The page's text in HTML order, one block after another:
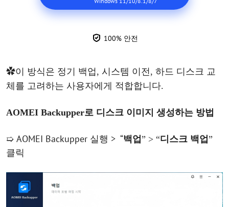
100% 안전
✿이 방식은 정기 백업 , 시스템 이전, 하드 디스크 교
체를 고려하는 사용자에게 적합합니다.
AOMEI Backupper로 디스크 이미지 생성하는 방법
➯ AOMEI Backupper 실행 > “백업 ” > “디스크 백업 ”
클릭